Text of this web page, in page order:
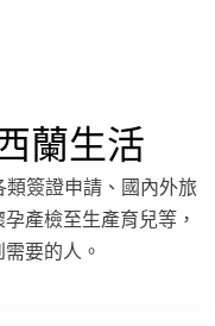
蘭生活
簽證申請、國內外旅
產檢至生產育兒等，
要的人。